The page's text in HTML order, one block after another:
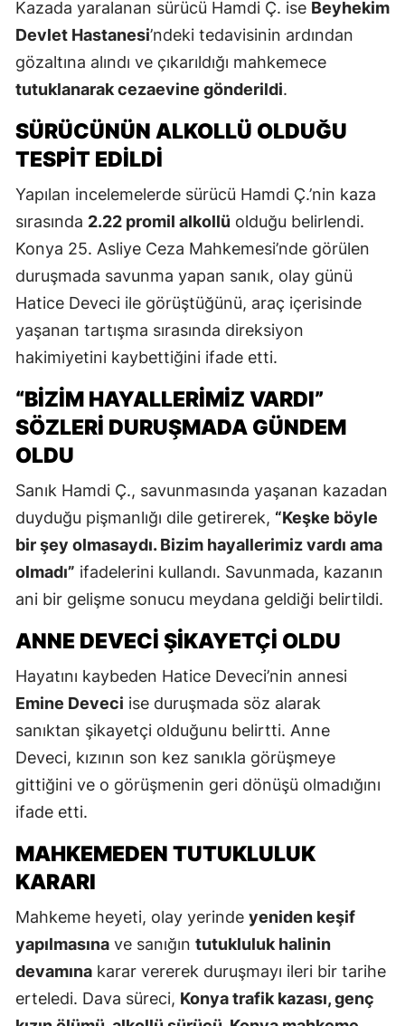
Kazada yaralanan sürücü Hamdi Ç. ise Beyhekim
Devlet Hastanesi’ndeki tedavisinin ardından
gözaltına alındı ve çıkarıldığı mahkemece
tutuklanarak cezaevine gönderildi.
SÜRÜCÜNÜN ALKOLLÜ OLDUĞU
TESPIT EDILDI
Yapılan incelemelerde sürücü Hamdi Ç.’nin kaza
sırasında 2.22 promil alkollü olduğu belirlendi.
Konya 25. Asliye Ceza Mahkemesi’nde görülen
duruşmada savunma yapan sanık, olay günü
Hatice Deveci ile görüştüğünü, araç içerisinde
yaşanan tartışma sırasında direksiyon
hakimiyetini kaybettiğini ifade etti.
“BIZIM HAYALLERIMIZ VARDI”
SÖZLERI DURUŞMADA GÜNDEM
OLDU
Sanık Hamdi Ç., savunmasında yaşanan kazadan
duyduğu pişmanlığı dile getirerek, “Keşke böyle
bir şey olmasaydı. Bizim hayallerimiz vardı ama
olmadı” ifadelerini kullandı. Savunmada, kazanın
ani bir gelişme sonucu meydana geldiği belirtildi.
ANNE DEVECI ŞIKAYETÇI OLDU
Hayatını kaybeden Hatice Deveci’nin annesi
Emine Deveci ise duruşmada söz alarak
sanıktan şikayetçi olduğunu belirtti. Anne
Deveci, kızının son kez sanıkla görüşmeye
gittiğini ve o görüşmenin geri dönüşü olmadığını
ifade etti.
MAHKEMEDEN TUTUKLULUK
KARARI
Mahkeme heyeti, olay yerinde yeniden keşif
yapılmasına ve sanığın tutukluluk halinin
devamına karar vererek duruşmayı ileri bir tarihe
erteledi. Dava süreci, Konya trafik kazası, genç